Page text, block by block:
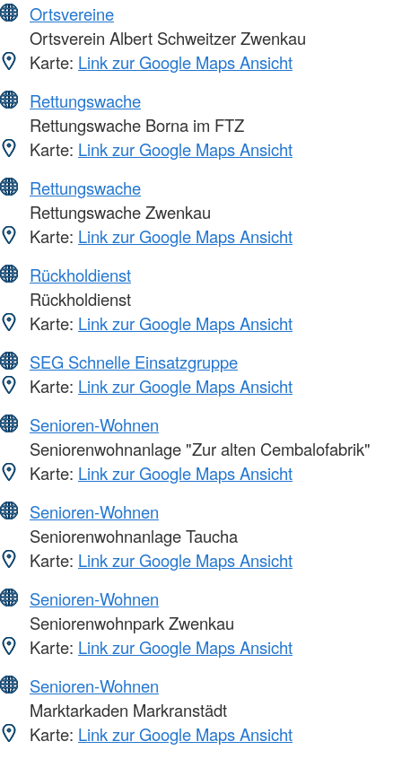
Ortsvereine
Ortsverein Albert Schweitzer Zwenkau
Karte: Link zur Google Maps Ansicht
Rettungswache
Rettungswache Borna im FTZ
Karte: Link zur Google Maps Ansicht
Rettungswache
Rettungswache Zwenkau
Karte: Link zur Google Maps Ansicht
Rückholdienst
Rückholdienst
Karte: Link zur Google Maps Ansicht
SEG Schnelle Einsatzgruppe
Karte: Link zur Google Maps Ansicht
Senioren-Wohnen
Seniorenwohnanlage "Zur alten Cembalofabrik"
Karte: Link zur Google Maps Ansicht
Senioren-Wohnen
Seniorenwohnanlage Taucha
Karte: Link zur Google Maps Ansicht
Senioren-Wohnen
Seniorenwohnpark Zwenkau
Karte: Link zur Google Maps Ansicht
Senioren-Wohnen
Marktarkaden Markranstädt
Karte: Link zur Google Maps Ansicht